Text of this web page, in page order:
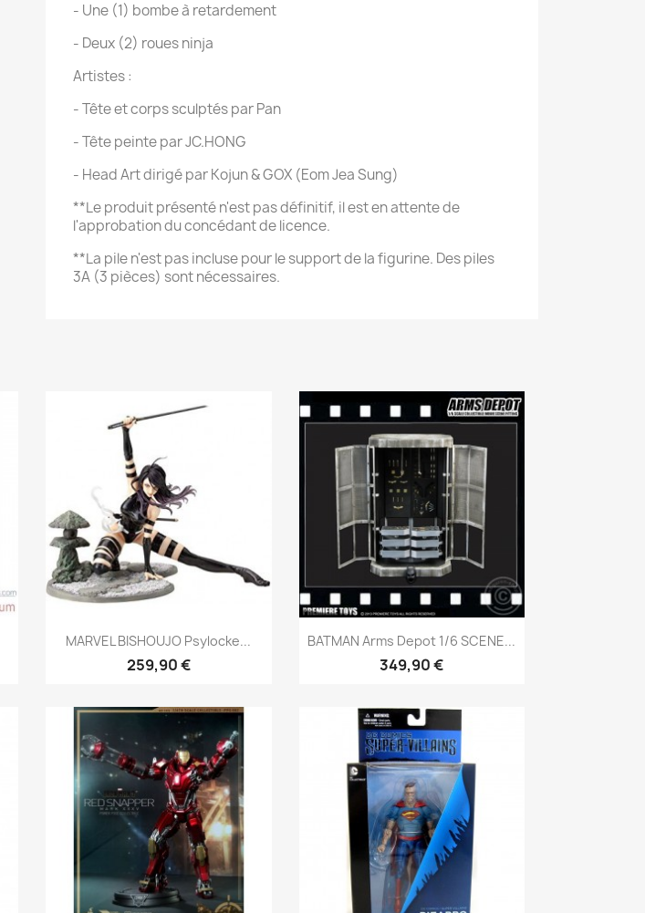
- Une (1) bombe à retardement
- Deux (2) roues ninja
Artistes :
- Tête et corps sculptés par Pan
- Tête peinte par JC.HONG
- Head Art dirigé par Kojun & GOX (Eom Jea Sung)
**Le produit présenté n'est pas définitif, il est en attente de
l'approbation du concédant de licence.
**La pile n'est pas incluse pour le support de la figurine. Des piles
3A (3 pièces) sont nécessaires.
 Aperçu rapide
MARVEL BISHOUJO Psylocke...
259,90 €
Aperçu rapide
BATMAN Arms Depot 1/6 SCENE...
349,90 €